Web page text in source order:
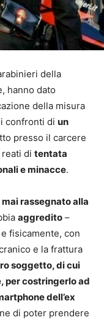
della
hanno dato
della misura
confronti di un
presso il carcere
reati di tentata
e minacce.
mai rassegnato alla
aggredito –
fisicamente, con
e la frattura
soggetto, di cui
per costringerlo ad
dell’ex
di poter prendere